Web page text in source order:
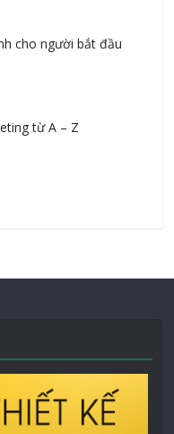
cho người bắt đầu
từ A – Z